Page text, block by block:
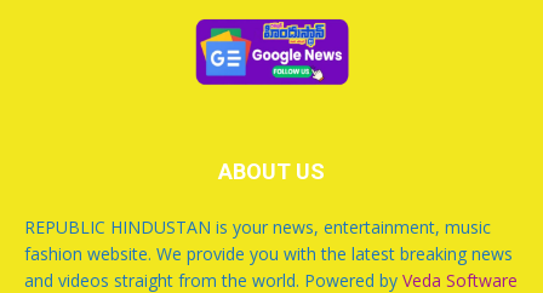
ABOUT US
REPUBLIC HINDUSTAN is your news, entertainment, music
fashion website. We provide you with the latest breaking news
and videos straight from the world. Powered by Veda Software